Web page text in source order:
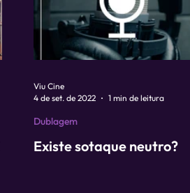
Existe sotaque neutro?
Dublagem
Viu Cine
4 de set. de 2022
1 min de leitura